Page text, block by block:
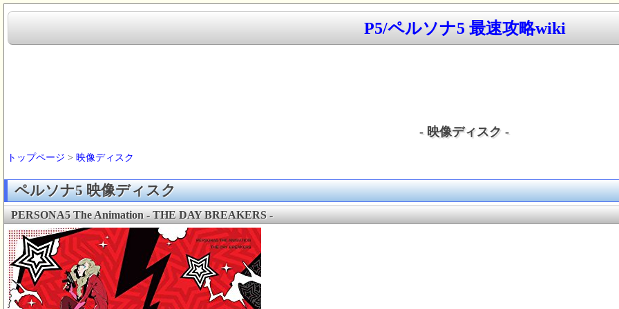
P5/ペルソナ5 最速攻略wiki
- 映像ディスク -
トップページ > 映像ディスク
ペルソナ5 映像ディスク
PERSONA5 The Animation - THE DAY BREAKERS -